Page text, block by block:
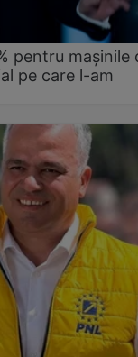
pentru mașinile
pe care l-am